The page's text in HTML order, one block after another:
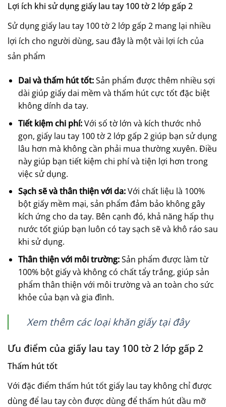
Lợi ích khi sử dụng giấy lau tay 100 tờ 2 lớp gấp 2
Sử dụng giấy lau tay 100 tờ 2 lớp gấp 2 mang lại nhiều
lợi ích cho người dùng, sau đây là một vài lợi ích của
sản phẩm
Dai và thấm hút tốt:Sản phẩm được thêm nhiều sợi
dài giúp giấy dai mềm và thấm hút cực tốt đặc biệt
không dính da tay.
Tiết kiệm chi phí:Với số tờ lớn và kích thước nhỏ
gọn, giấy lau tay 100 tờ 2 lớp gấp 2 giúp bạn sử dụng
lâu hơn mà không cần phải mua thường xuyên. Điều
này giúp bạn tiết kiệm chi phí và tiện lợi hơn trong
việc sử dụng.
Sạch sẽ và thân thiện với da:Với chất liệu là 100%
bột giấy mềm mại, sản phẩm đảm bảo không gây
kích ứng cho da tay. Bên cạnh đó, khả năng hấp thụ
nước tốt giúp bạn luôn có tay sạch sẽ và khô ráo sau
khi sử dụng.
Thân thiện với môi trường:Sản phẩm được làm từ
100% bột giấy và không có chất tẩy trắng, giúp sản
phẩm thân thiện với môi trường và an toàn cho sức
khỏe của bạn và gia đình.
Xem thêm các loại khăn giấy tại đây
Ưu điểm của giấy lau tay 100 tờ 2 lớp gấp 2
Thấm hút tốt
Với đặc điểm thấm hút tốt giấy lau tay không chỉ được
dùng để lau tay còn được dùng để thấm hút dầu mỡ